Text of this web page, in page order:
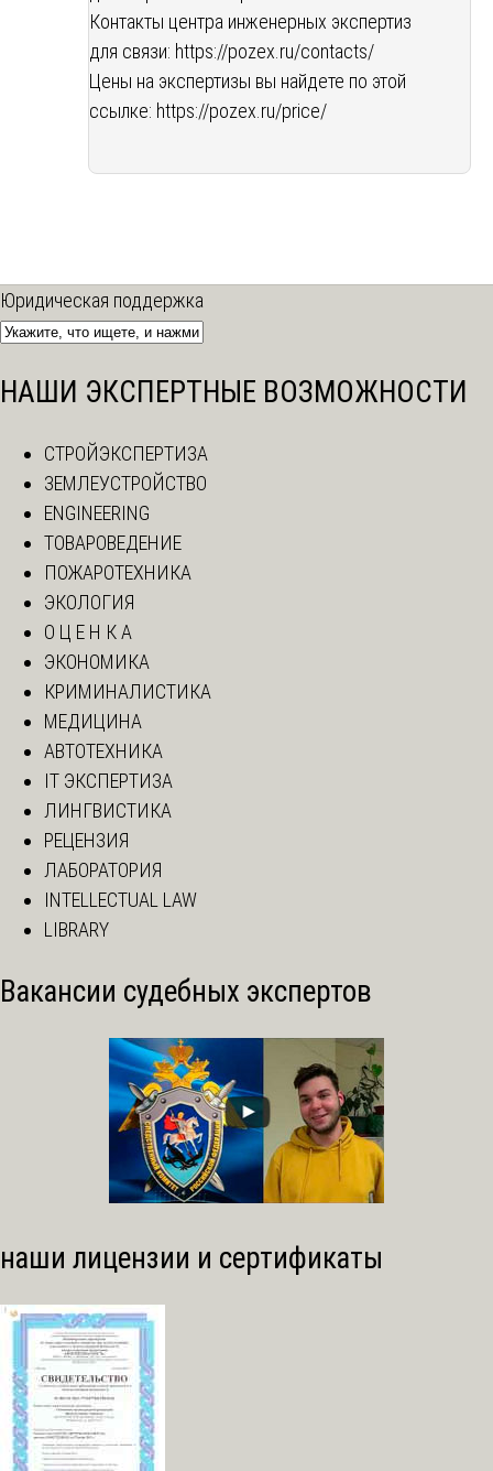
Контакты центра инженерных экспертиз
для связи: https://pozex.ru/contacts/
Цены на экспертизы вы найдете по этой
ссылке: https://pozex.ru/price/
Юридическая поддержка
НАШИ ЭКСПЕРТНЫЕ ВОЗМОЖНОСТИ
СТРОЙЭКСПЕРТИЗА
ЗЕМЛЕУСТРОЙСТВО
ENGINEERING
ТОВАРОВЕДЕНИЕ
ПОЖАРОТЕХНИКА
ЭКОЛОГИЯ
О Ц Е Н К А
ЭКОНОМИКА
КРИМИНАЛИСТИКА
МЕДИЦИНА
АВТОТЕХНИКА
IT ЭКСПЕРТИЗА
ЛИНГВИСТИКА
РЕЦЕНЗИЯ
ЛАБОРАТОРИЯ
INTELLECTUAL LAW
LIBRARY
Вакансии судебных экспертов
наши лицензии и сертификаты